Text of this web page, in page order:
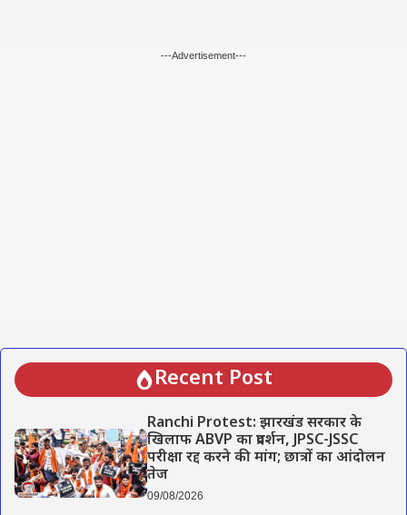
---Advertisement---
Recent Post
Ranchi Protest: झारखंड सरकार के
खिलाफ ABVP का प्रदर्शन, JPSC-JSSC
परीक्षा रद्द करने की मांग; छात्रों का आंदोलन
तेज
09/08/2026